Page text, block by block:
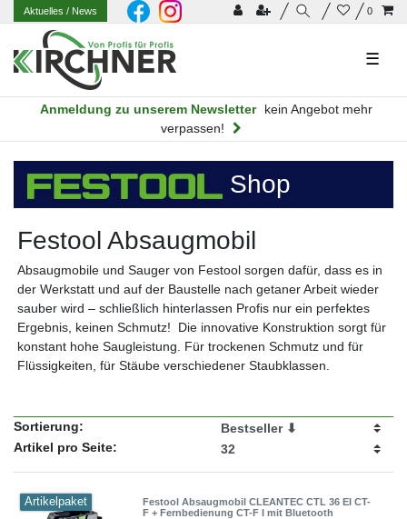
0
Aktuelles/ News
☰
Anmeldung zu unserem Newsletter
kein Angebot mehr
verpassen!
Shop
Festool Absaugmobil
Absaugmobile und Sauger von Festool sorgen dafür, dass es in
der Werkstatt und auf der Baustelle nach getaner Arbeit wieder
sauber wird – schließlich hinterlassen Profis nur ein perfektes
Ergebnis, keinen Schmutz! Die innovative Konstruktion sorgt für
konstant hohe Saugleistung. Für trockenen Schmutz und für
Flüssigkeiten, für Stäube verschiedener Staubklassen.
Sortierung:
Artikel pro Seite:
Artikelpaket
Festool Absaugmobil CLEANTEC CTL 36 EI CT-
F + Fernbedienung CT-F I mit Bluetooth